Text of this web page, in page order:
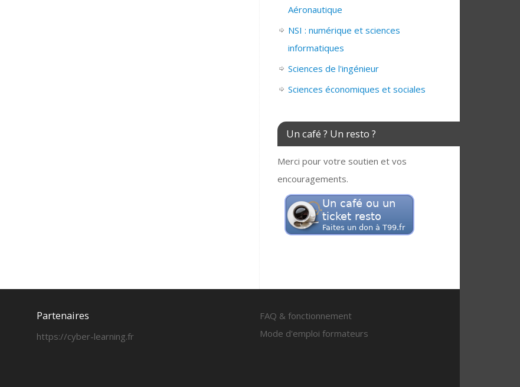
Aéronautique
NSI : numérique et sciences
informatiques
Sciences de l'ingénieur
Sciences économiques et sociales
Un café ? Un resto ?
Merci pour votre soutien et vos
encouragements.
Partenaires
https://cyber-learning.fr
FAQ & fonctionnement
Mode d'emploi formateurs